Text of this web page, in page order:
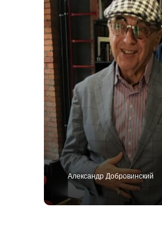
Александр Добровинский